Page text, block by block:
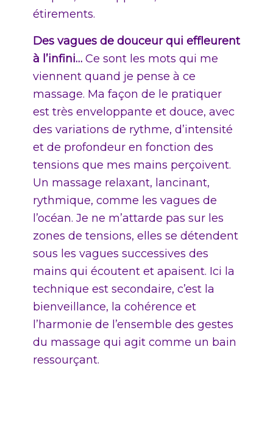
étirements.
Des vagues de douceur qui effleurent
à l’infini…Ce sont les mots qui me
viennent quand je pense à ce
massage. Ma façon de le pratiquer
est très enveloppante et douce, avec
des variations de rythme, d’intensité
et de profondeur en fonction des
tensions que mes mains perçoivent.
Un massage relaxant, lancinant,
rythmique, comme les vagues de
l’océan. Je ne m’attarde pas sur les
zones de tensions, elles se détendent
sous les vagues successives des
mains qui écoutent et apaisent. Ici la
technique est secondaire, c’est la
bienveillance, la cohérence et
l’harmonie de l’ensemble des gestes
du massage qui agit comme un bain
ressourçant.